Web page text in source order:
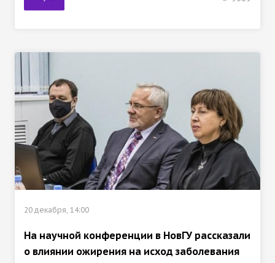
20 декабря, 14:00
На научной конференции в НовГУ рассказали
о влиянии ожирения на исход заболевания